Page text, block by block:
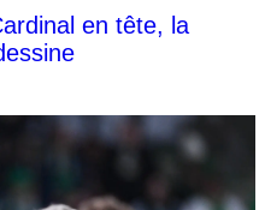
en tête, la